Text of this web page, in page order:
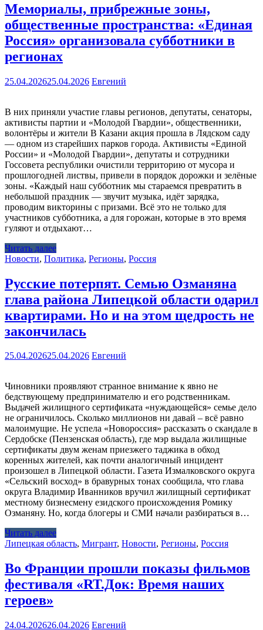
Мемориалы, прибрежные зоны,
общественные пространства: «Единая
Россия» организовала субботники в
регионах
25.04.202625.04.2026 Евгений
В них приняли участие главы регионов, депутаты, сенаторы,
активисты партии и «Молодой Гвардии», общественники,
волонтёры и жители В Казани акция прошла в Лядском саду
— одном из старейших парков города. Активисты «Единой
России» и «Молодой Гвардии», депутаты и сотрудники
Госсовета республики очистили территорию от мусора и
прошлогодней листвы, привели в порядок дорожки и зелёные
зоны. «Каждый наш субботник мы стараемся превратить в
небольшой праздник — звучит музыка, идёт зарядка,
проводим викторины с призами. Всё это не только для
участников субботника, а для горожан, которые в это время
гуляют и отдыхают…
Читать далее
Новости, Политика, Регионы, Россия
Русские потерпят. Семью Озманяна
глава района Липецкой области одарил
квартирами. Но и на этом щедрость не
закончилась
25.04.202625.04.2026 Евгений
Чиновники проявляют странное внимание к явно не
бедствующему предпринимателю и его родственникам.
Выдачей жилищного сертификата «нуждающейся» семье дело
не ограничилось. Сколько миллионов ни давай – всё равно
малоимущие. Не успела «Новороссия» рассказать о скандале в
Сердобске (Пензенская область), где мэр выдала жилищные
сертификаты двум женам приезжего таджика в обход
коренных жителей, как почти аналогичный инцидент
произошел в Липецкой области. Газета Измалковского округа
«Сельский восход» в бравурных тонах сообщила, что глава
округа Владимир Иванников вручил жилищный сертификат
местному бизнесмену езидского происхождения Ромику
Озманяну. Но, когда блогеры и СМИ начали разбираться в…
Читать далее
Липецкая область, Мигрант, Новости, Регионы, Россия
Во Франции прошли показы фильмов
фестиваля «RT.Док: Время наших
героев»
24.04.202626.04.2026 Евгений